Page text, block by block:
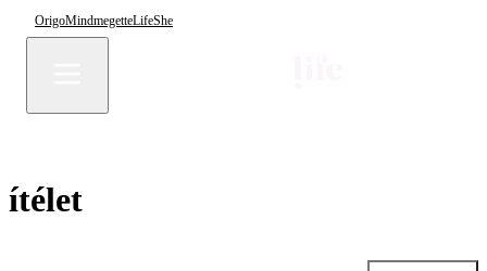
OrigoMindmegetteLifeShe
ítélet